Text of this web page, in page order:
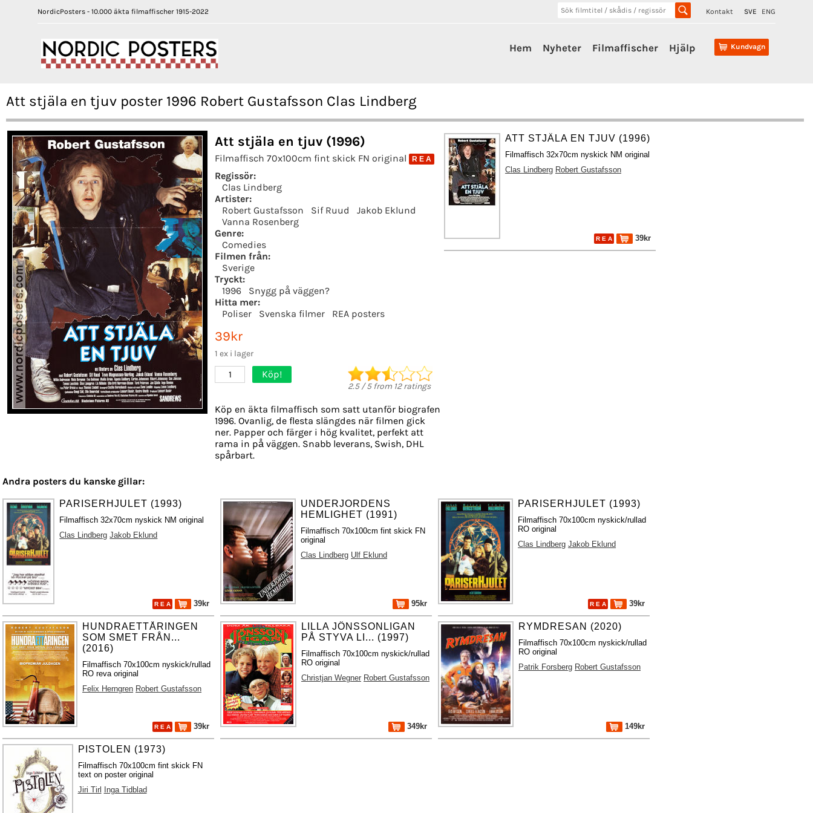
NordicPosters - 10.000 äkta filmaffischer 1915-2022 Kontakt SVE ENG
Kundvagn
Hem Nyheter Filmaffischer Hjälp
Att stjäla en tjuv poster 1996 Robert Gustafsson Clas Lindberg
Att stjäla en tjuv (1996)
Filmaffisch 70x100cm fint skick FN original R E A
Regissör:
Clas Lindberg
Artister:
Robert Gustafsson
Sif Ruud
Jakob Eklund
Vanna Rosenberg
Genre:
Comedies
Filmen från:
Sverige
Tryckt:
1996
Snygg på väggen?
Hitta mer:
Poliser
Svenska filmer REA posters
39kr
1 ex i lager
1 Köp!
2.5/5from 12ratings
Köp en äkta filmaffisch som satt utanför biografen
1996. Ovanlig, de flesta slängdes när filmen gick
ner. Papper och färger i hög kvalitet, perfekt att
rama in på väggen. Snabb leverans, Swish, DHL
spårbart.
ATT STJÄLA EN TJUV (1996)
Filmaffisch 32x70cm nyskick NM original
Clas Lindberg Robert Gustafsson
R E A 39kr
Andra posters du kanske gillar:
PARISERHJULET (1993)
Filmaffisch 32x70cm nyskick NM original
Clas Lindberg Jakob Eklund
R E A 39kr
UNDERJORDENS
HEMLIGHET (1991)
Filmaffisch 70x100cm fint skick FN
original
Clas Lindberg Ulf Eklund
95kr
PARISERHJULET (1993)
Filmaffisch 70x100cm nyskick/rullad
RO original
Clas Lindberg Jakob Eklund
R E A 39kr
HUNDRAETTÅRINGEN
SOM SMET FRÅN...
(2016)
Filmaffisch 70x100cm nyskick/rullad
RO reva original
Felix Herngren Robert Gustafsson
R E A 39kr
LILLA JÖNSSONLIGAN
PÅ STYVA LI... (1997)
Filmaffisch 70x100cm nyskick/rullad
RO original
Christjan Wegner Robert Gustafsson
349kr
RYMDRESAN (2020)
Filmaffisch 70x100cm nyskick/rullad
RO original
Patrik Forsberg Robert Gustafsson
149kr
PISTOLEN (1973)
Filmaffisch 70x100cm fint skick FN
text on poster original
Jiri Tirl Inga Tidblad